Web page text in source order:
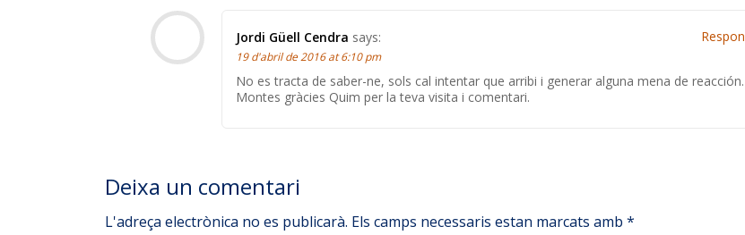
Jordi Güell Cendra says:
19 d'abril de 2016 at 6:10 pm
No es tracta de saber-ne, sols cal intentar que arribi i generar alguna mena de reacción.
Montes gràcies Quim per la teva visita i comentari.
Respon
Deixa un comentari
L'adreça electrònica no es publicarà. Els camps necessaris estan marcats amb *